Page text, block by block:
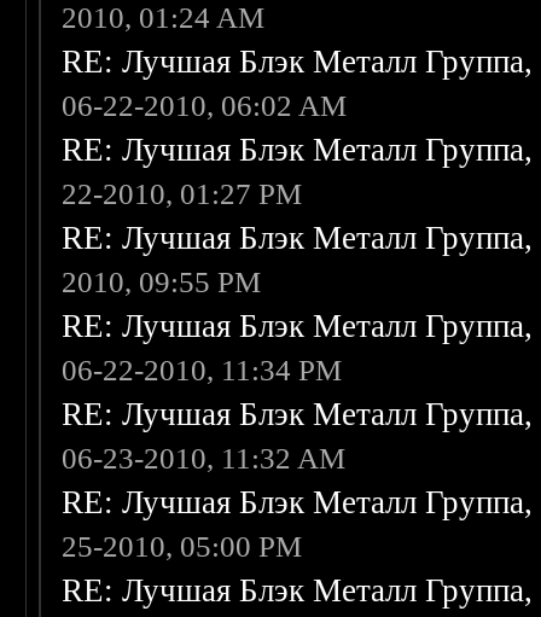
2010, 01:24 AM
RE: Лучшая Блэк Металл
06-22-2010, 06:02 AM
RE: Лучшая Блэк Металл
22-2010, 01:27 PM
RE: Лучшая Блэк Металл
2010, 09:55 PM
RE: Лучшая Блэк Металл
06-22-2010, 11:34 PM
RE: Лучшая Блэк Металл
06-23-2010, 11:32 AM
RE: Лучшая Блэк Металл
25-2010, 05:00 PM
RE: Лучшая Блэк Металл